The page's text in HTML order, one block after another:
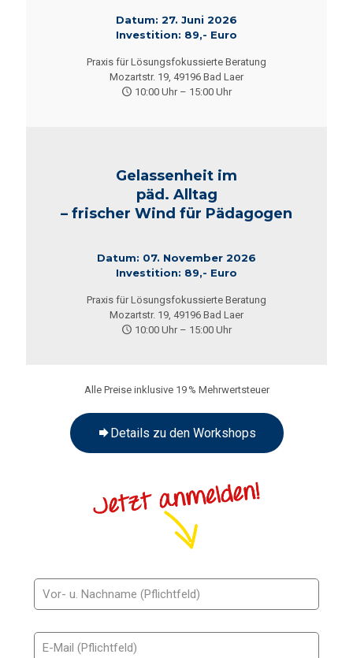
Datum: 27. Juni 2026
Investition: 89,- Euro
Praxis für Lösungsfokussierte Beratung
Mozartstr. 19, 49196 Bad Laer
10:00 Uhr – 15:00 Uhr
Gelassenheit im
päd. Alltag
– frischer Wind für Pädagogen
Datum: 07. November 2026
Investition: 89,- Euro
Praxis für Lösungsfokussierte Beratung
Mozartstr. 19, 49196 Bad Laer
10:00 Uhr – 15:00 Uhr
Alle Preise inklusive 19 % Mehrwertsteuer
Details zu den Workshops